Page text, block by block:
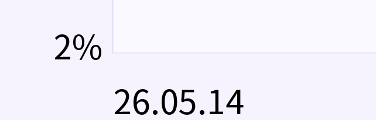
2%
26.05.14